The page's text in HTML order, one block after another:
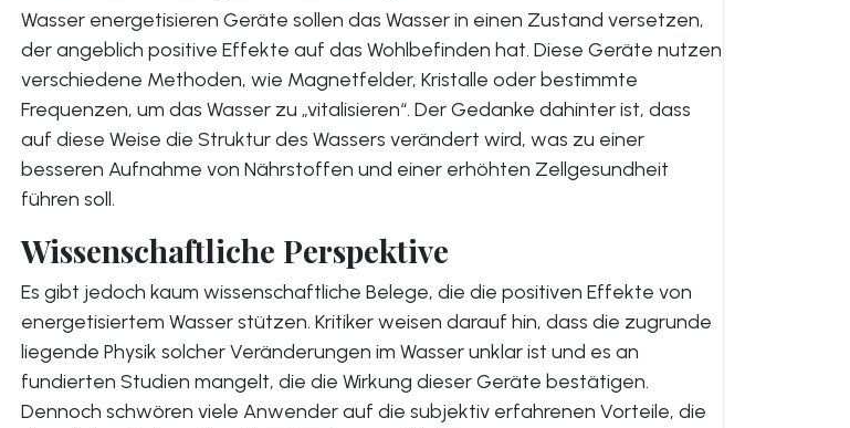
Wasser energetisieren Geräte sollen das Wasser in einen Zustand versetzen,
der angeblich positive Effekte auf das Wohlbefinden hat. Diese Geräte nutzen
verschiedene Methoden, wie Magnetfelder, Kristalle oder bestimmte
Frequenzen, um das Wasser zu „vitalisieren“. Der Gedanke dahinter ist, dass
auf diese Weise die Struktur des Wassers verändert wird, was zu einer
besseren Aufnahme von Nährstoffen und einer erhöhten Zellgesundheit
führen soll.
Wissenschaftliche Perspektive
Es gibt jedoch kaum wissenschaftliche Belege, die die positiven Effekte von
energetisiertem Wasser stützen. Kritiker weisen darauf hin, dass die zugrunde
liegende Physik solcher Veränderungen im Wasser unklar ist und es an
fundierten Studien mangelt, die die Wirkung dieser Geräte bestätigen.
Dennoch schwören viele Anwender auf die subjektiv erfahrenen Vorteile, die